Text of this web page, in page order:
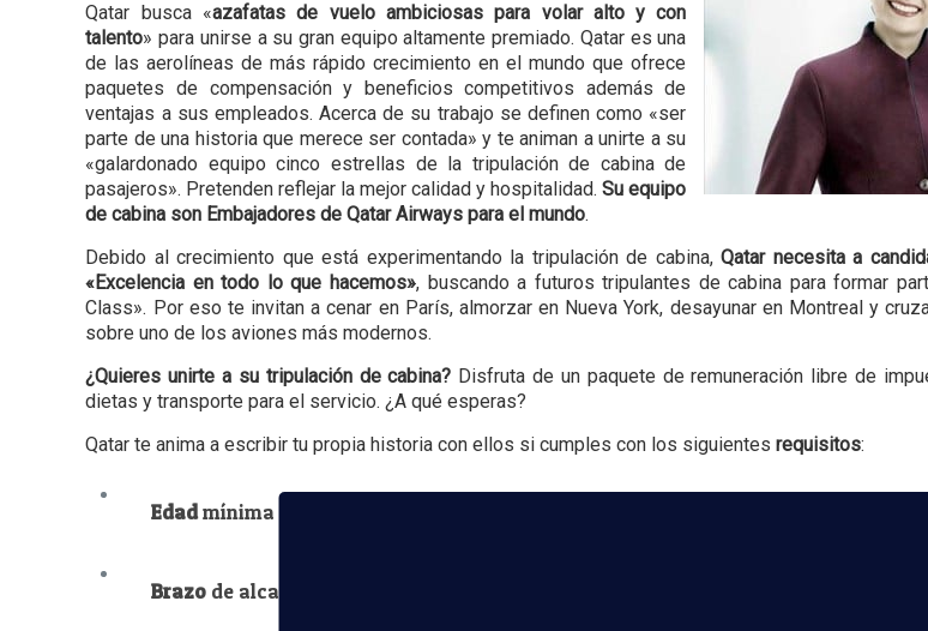
Qatar busca «azafatas de vuelo ambiciosas para volar alto y con
talento» para unirse a su gran equipo altamente premiado. Qatar es una
de las aerolíneas de más rápido crecimiento en el mundo que ofrece
paquetes de compensación y beneficios competitivos además de
ventajas a sus empleados. Acerca de su trabajo se definen como «ser
parte de una historia que merece ser contada» y te animan a unirte a su
«galardonado equipo cinco estrellas de la tripulación de cabina de
pasajeros». Pretenden reflejar la mejor calidad y hospitalidad. Su equipo
de cabina son Embajadores de Qatar Airways para el mundo.
Debido al crecimiento que está experimentando la tripulación de cabina,Qatar necesita a
«Excelencia en todo lo que hacemos», buscando a futuros tripulantes de cabina para formar
Class». Por eso te invitan a cenar en París, almorzar en Nueva York, desayunar en Montreal y
sobre uno de los aviones más modernos.
¿Quieres unirte a su tripulación de cabina? Disfruta de un paquete de remuneración libre de
dietas y transporte para el servicio. ¿A qué esperas?
Qatar te anima a escribir tu propia historia con ellos si cumples con los siguientesrequisitos:
Edadmínima de
Brazo de alcance mínimo de